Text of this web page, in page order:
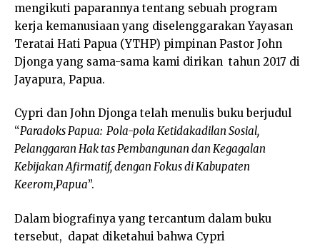
mengikuti paparannya tentang sebuah program
kerja kemanusiaan yang diselenggarakan Yayasan
Teratai Hati Papua (YTHP) pimpinan Pastor John
Djonga yang sama-sama kami dirikan tahun 2017 di
Jayapura, Papua.
Cypri dan John Djonga telah menulis buku berjudul
“Paradoks Papua: Pola-pola Ketidakadilan Sosial,
Pelanggaran Hak tas Pembangunan dan Kegagalan
Kebijakan Afirmatif, dengan Fokus di Kabupaten
Keerom,Papua”.
Dalam biografinya yang tercantum dalam buku
tersebut, dapat diketahui bahwa Cypri